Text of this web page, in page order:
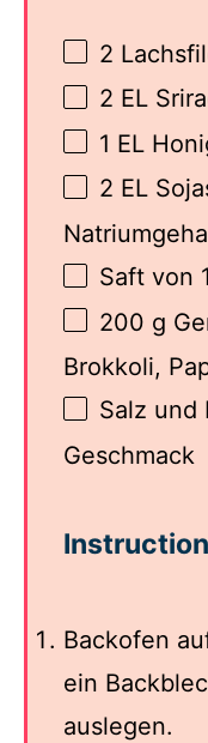
2
2 EL
1 EL
2 EL
Saft von 1
200 g
Brokkoli,
Salz und
Geschmack
Backofen
ein
auslegen.